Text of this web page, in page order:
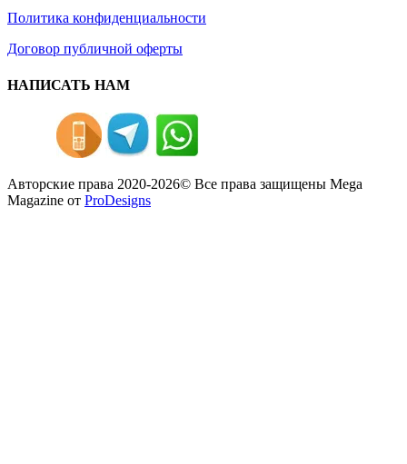
Политика конфиденциальности
Договор публичной оферты
НАПИСАТЬ НАМ
Авторские права 2020-2026© Все права защищены Mega
Magazine от ProDesigns